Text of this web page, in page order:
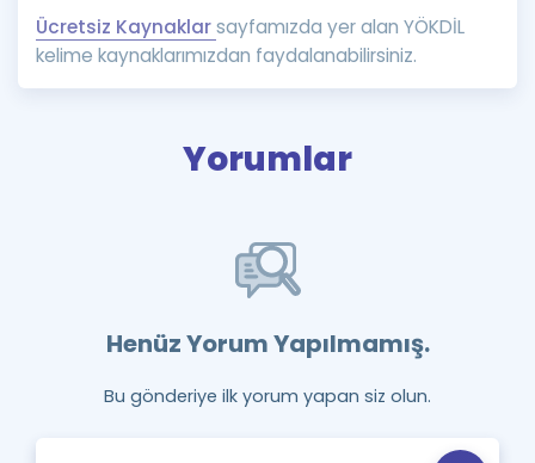
ÖSYM Sınav Takvimi
Kampanyalar
İngilizce Gramer
Ücretsiz Kaynaklarsayfamızda yer alan YÖKDİL
kelime kaynaklarımızdan faydalanabilirsiniz.
Yorumlar
Henüz Yorum Yapılmamış.
Bu gönderiye ilk yorum yapan siz olun.